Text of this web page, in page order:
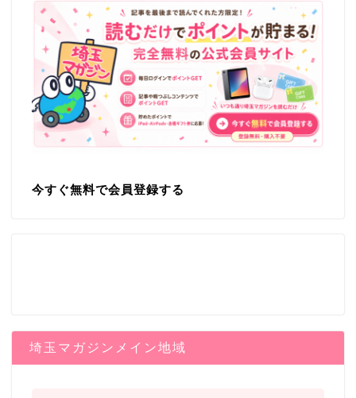
今すぐ無料で会員登録する
埼玉マガジンメイン地域